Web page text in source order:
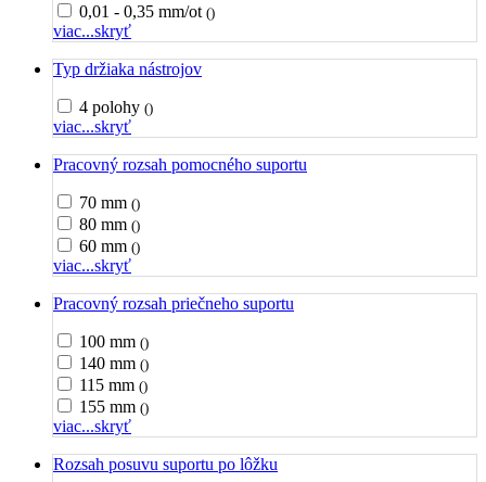
0,01 - 0,35 mm/ot ()
viac...skryť
Typ držiaka nástrojov
4 polohy ()
viac...skryť
Pracovný rozsah pomocného suportu
70 mm ()
80 mm ()
60 mm ()
viac...skryť
Pracovný rozsah priečneho suportu
100 mm ()
140 mm ()
115 mm ()
155 mm ()
viac...skryť
Rozsah posuvu suportu po lôžku